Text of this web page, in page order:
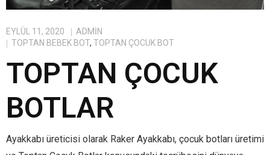
EYLÜL 11, 2020
ADMIN
TOPTAN BEBEK BOT, TOPTAN ÇOCUK BOT
TOPTAN ÇOCUK
BOTLAR
Ayakkabı üreticisi olarak Raker Ayakkabı, çocuk botları üretimi